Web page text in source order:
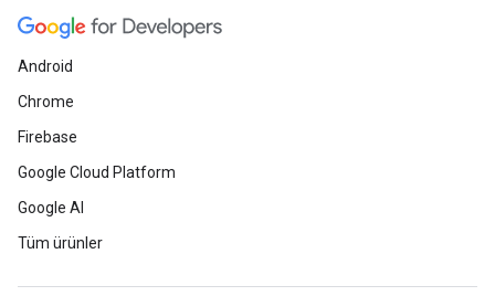
Android
Chrome
Firebase
Google Cloud Platform
Google AI
Tüm ürünler